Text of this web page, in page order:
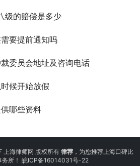
级的赔偿是多少
要提前通知吗
委员会地址及咨询电话
候开始放假
哪些资料
海律师网 版权所有 律荐，为您推荐上海口碑比
所！ 皖ICP备16014031号-22